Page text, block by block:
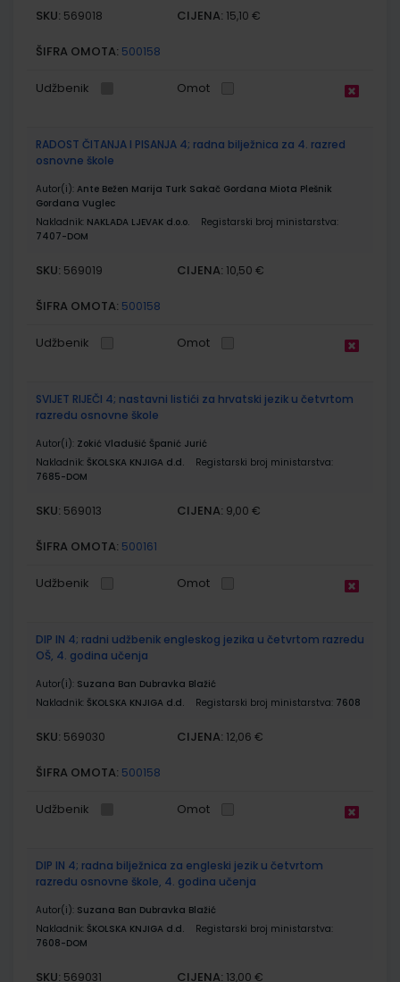
SKU: 569018 CIJENA: 15,10 €
ŠIFRA OMOTA: 500158
Udžbenik Omot
RADOST ČITANJA I PISANJA 4; radna bilježnica za 4. razred
osnovne škole
Autor(i): Ante Bežen Marija Turk Sakač Gordana Miota Plešnik
Gordana Vuglec
Nakladnik: NAKLADA LJEVAK d.o.o.
Registarski broj ministarstva:
7407-DOM
SKU: 569019 CIJENA: 10,50 €
ŠIFRA OMOTA: 500158
Udžbenik Omot
SVIJET RIJEČI 4; nastavni listići za hrvatski jezik u četvrtom
razredu osnovne škole
Autor(i): Zokić Vladušić Španić Jurić
Nakladnik: ŠKOLSKA KNJIGA d.d.
Registarski broj ministarstva:
7685-DOM
SKU: 569013 CIJENA: 9,00 €
ŠIFRA OMOTA: 500161
Udžbenik Omot
DIP IN 4; radni udžbenik engleskog jezika u četvrtom razredu
OŠ, 4. godina učenja
Autor(i): Suzana Ban Dubravka Blažić
Nakladnik: ŠKOLSKA KNJIGA d.d. Registarski broj ministarstva: 7608
SKU: 569030 CIJENA: 12,06 €
ŠIFRA OMOTA: 500158
Udžbenik Omot
DIP IN 4; radna bilježnica za engleski jezik u četvrtom
razredu osnovne škole, 4. godina učenja
Autor(i): Suzana Ban Dubravka Blažić
Nakladnik: ŠKOLSKA KNJIGA d.d.
Registarski broj ministarstva:
7608-DOM
SKU: 569031 CIJENA: 13,00 €